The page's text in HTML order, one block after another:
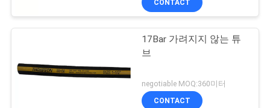
CONTACT
17Bar 가려지지 않는 튜
브
negotiable MOQ:360미터
CONTACT